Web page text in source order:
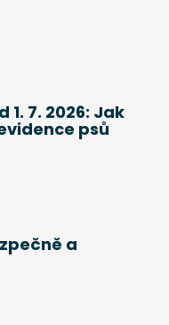
7. 2026: Jak
psů
a